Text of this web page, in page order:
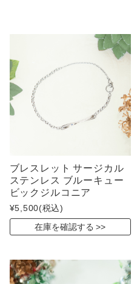
ブレスレット サージカル
ステンレス ブルーキュー
ビックジルコニア
¥5,500(税込)
在庫を確認する